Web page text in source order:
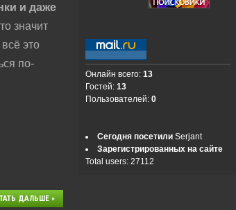
и даже
значит
это
по-
ДАЛЬШЕ »
Онлайн всего: 13
Гостей: 13
Пользователей: 0
Сегодня посетили Serjant
Зарегистрированных на сайте
Total users: 27112